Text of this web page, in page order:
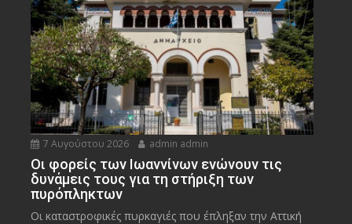
7 Αυγούστου 2026 admin admin
Οι φορείς των Ιωαννίνων ενώνουν τις
δυνάμεις τους για τη στήριξη των
πυρόπληκτων
Οι καταστροφικές πυρκαγιές που έπληξαν την Αττική